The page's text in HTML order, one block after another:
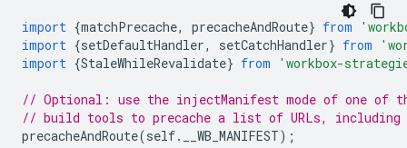
import {matchPrecache, precacheAndRoute} from
import {setDefaultHandler, setCatchHandler} from
import {StaleWhileRevalidate} from 'workbox-
// Optional: use the injectManifest mode of one of
// build tools to precache a list of URLs, including
precacheAndRoute(self. __WB_MANIFEST);